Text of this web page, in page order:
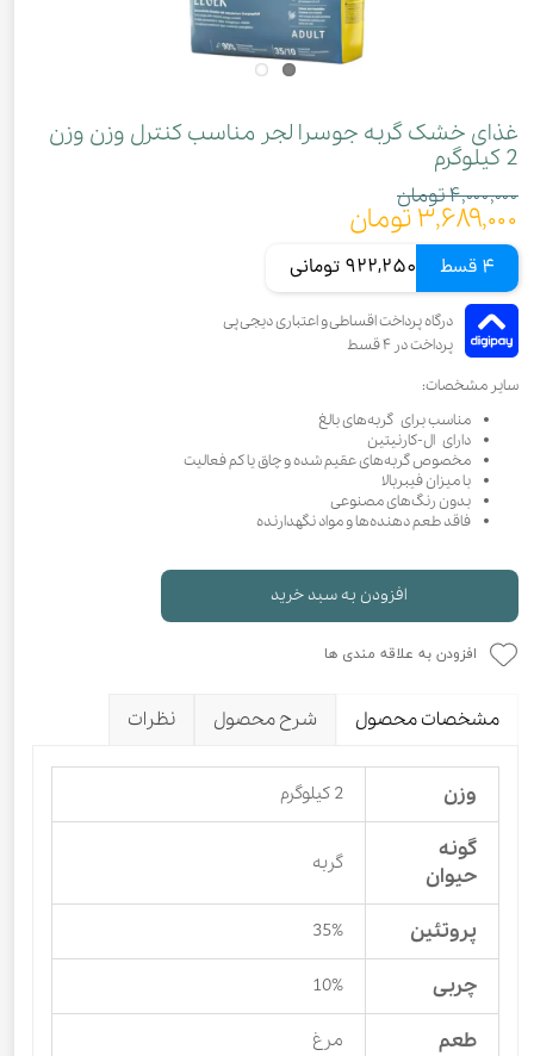
غذای خشک گربه جوسرا لجر مناسب کنترل وزن وزن
2 کیلوگرم
۴,۰۰۰,۰۰۰ تومان
۳,۶۸۹,۰۰۰ تومان
4 قسط 922,250 تومانی
سایر مشخصات:
مناسب برای گربه‌های بالغ
دارای ال-کارنیتین
مخصوص گربه‌های عقیم شده و چاق یا کم فعالیت
با میزان فیبربالا
بدون رنگ‌های مصنوعی
فاقد طعم دهنده‌ها و مواد نگهدارنده
افزودن به سبد خرید
افزودن به علاقه مندی ها
مشخصات محصول شرح محصول نظرات
وزن 2 کیلوگرم
گونه
حیوان
گربه
پروتئین 35%
چربی 10%
طعم مرغ